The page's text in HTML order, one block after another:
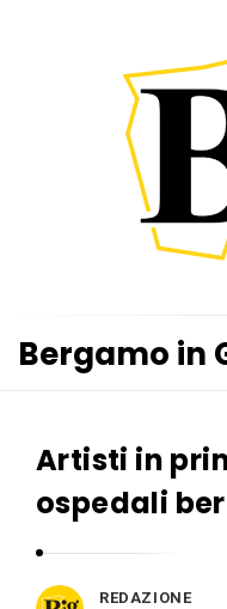
r
g
m
o
n
G
Bergamo in
m
Artisti in
ospedali
REDAZIONE